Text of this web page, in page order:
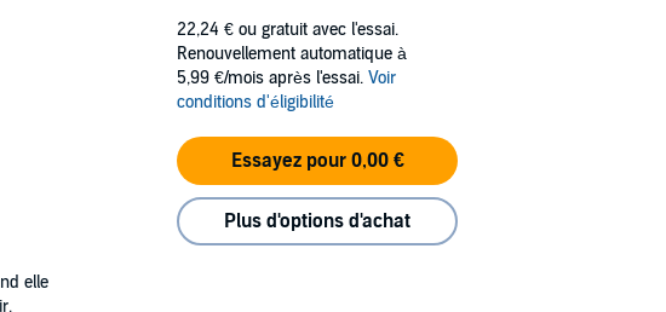
elle
22,24 € ou gratuit avec l'essai.
Renouvellement automatique à
5,99 €/mois après l'essai. Voir
conditions d'éligibilité
Essayez pour 0,00 €
Plus d'options d'achat